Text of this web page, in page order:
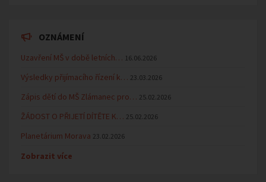
OZNÁMENÍ
Uzavření MŠ v době letních… 16.06.2026
Výsledky přijímacího řízení k… 23.03.2026
Zápis dětí do MŠ Zlámanec pro… 25.02.2026
ŽÁDOST O PŘIJETÍ DÍTĚTE K… 25.02.2026
Planetárium Morava 23.02.2026
Zobrazit více